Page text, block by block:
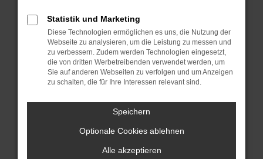
Betriebssystem auf dem neuesten Stand
sind.
Veraltete Software birgt nicht nur ein
Sicherheitsrisiko, sondern kann auch dazu
führen, dass bestimmte Funktionen nicht mehr
unterstützt werden.
Wende dich an den Webseitenbetreiber.
Wenn du alle oben genannten Schritte versucht
hast, kontaktiere uns bitte. Wir werden
versuchen, das Problem zu beheben. Du kannst
uns diesen Text schicken, um uns bei der
Statistik und Marketing
Diese Technologien ermöglichen es uns, die Nutzung der
Webseite zu analysieren, um die Leistung zu messen und
zu verbessern. Zudem werden Technologien eingesetzt,
die von dritten Werbetreibenden verwendet werden, um
Sie auf anderen Webseiten zu verfolgen und um Anzeigen
zu schalten, die für Ihre Interessen relevant sind.
Speichern
Optionale Cookies ablehnen
Alle akzeptieren